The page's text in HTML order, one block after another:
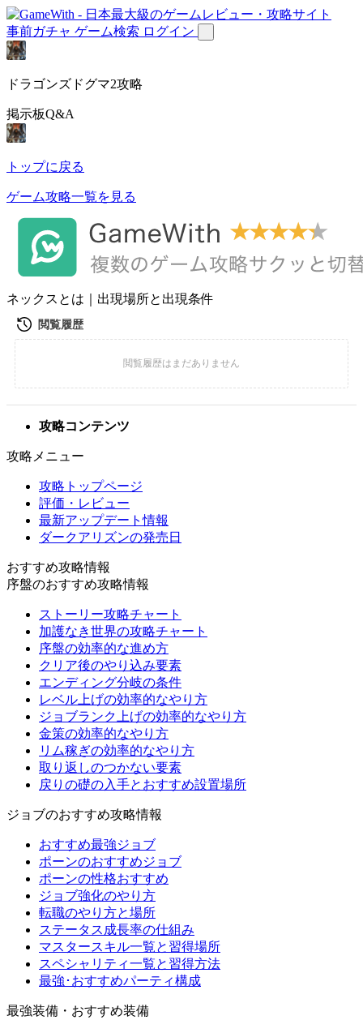
事前ガチャ ゲーム検索 ログイン
ドラゴンズドグマ2攻略
掲示板Q&A
トップに戻る
ゲーム攻略一覧を見る
ネックスとは｜出現場所と出現条件
攻略コンテンツ
攻略メニュー
攻略トップページ
評価・レビュー
最新アップデート情報
ダークアリズンの発売日
おすすめ攻略情報
序盤のおすすめ攻略情報
ストーリー攻略チャート
加護なき世界の攻略チャート
序盤の効率的な進め方
クリア後のやり込み要素
エンディング分岐の条件
レベル上げの効率的なやり方
ジョブランク上げの効率的なやり方
金策の効率的なやり方
リム稼ぎの効率的なやり方
取り返しのつかない要素
戻りの礎の入手とおすすめ設置場所
ジョブのおすすめ攻略情報
おすすめ最強ジョブ
ポーンのおすすめジョブ
ポーンの性格おすすめ
ジョブ強化のやり方
転職のやり方と場所
ステータス成長率の仕組み
マスタースキル一覧と習得場所
スペシャリティ一覧と習得方法
最強･おすすめパーティ構成
最強装備・おすすめ装備